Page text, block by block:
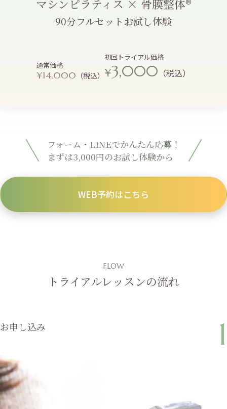
マシンピラティス × 骨膜整体®
90分フルセットお試し体験
通常価格
¥14,000 （税込）
初回トライアル価格
¥3,000 （税込）
フォーム・LINEでかんたん応募！
まずは3,000円のお試し体験から
WEB予約はこちら
FLOW
トライアルレッスンの流れ
1
お申し込み